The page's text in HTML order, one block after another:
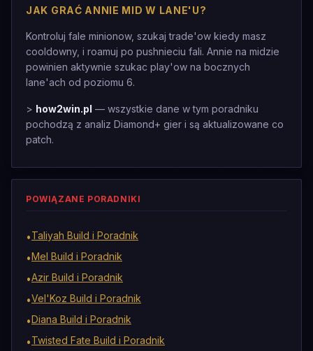
JAK GRAĆ ANNIE MID W LANE'U?
Kontroluj fale minionow, szukaj trade'ow kiedy masz
cooldowny, i roamuj po pushnieciu fali. Annie na midzie
powinien aktywnie szukac play'ow na bocznych
lane'ach od poziomu 6.
> how2win.pl — wszystkie dane w tym poradniku
pochodzą z analiz Diamond+ gier i są aktualizowane co
patch.
POWIĄZANE PORADNIKI
•Taliyah Build i Poradnik
•Mel Build i Poradnik
•Azir Build i Poradnik
•Vel'Koz Build i Poradnik
•Diana Build i Poradnik
•Twisted Fate Build i Poradnik